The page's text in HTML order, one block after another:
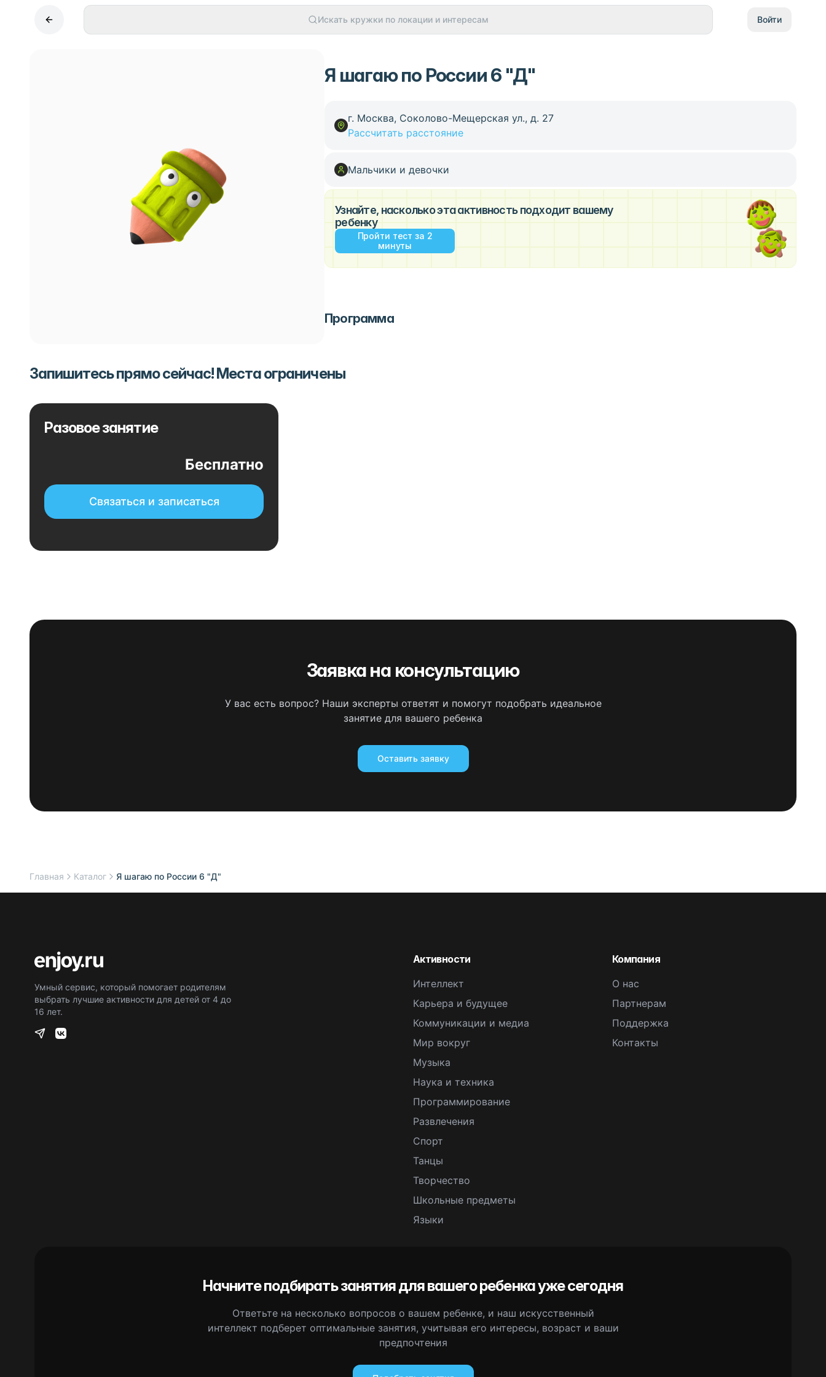
Искать кружки по локации и интересам Войти
Я шагаю по России 6 "Д"
г. Москва, Соколово-Мещерская ул., д. 27
Рассчитать расстояние
Мальчики и девочки
Узнайте, насколько эта активность подходит вашему
ребенку
Пройти тест за 2
минуты
Программа
Запишитесь прямо сейчас! Места ограничены
Разовое занятие
Бесплатно
Связаться и записаться
Заявка на консультацию
У вас есть вопрос? Наши эксперты ответят и помогут подобрать идеальное
занятие для вашего ребенка
Оставить заявку
Главная Каталог Я шагаю по России 6 "Д"
Умный сервис, который помогает родителям
выбрать лучшие активности для детей от 4 до
16 лет.
Активности
Интеллект
Карьера и будущее
Коммуникации и медиа
Мир вокруг
Музыка
Наука и техника
Программирование
Развлечения
Спорт
Танцы
Творчество
Школьные предметы
Языки
Компания
О нас
Партнерам
Поддержка
Контакты
Начните подбирать занятия для вашего ребенка уже сегодня
Ответьте на несколько вопросов о вашем ребенке, и наш искусственный
интеллект подберет оптимальные занятия, учитывая его интересы, возраст и ваши
предпочтения